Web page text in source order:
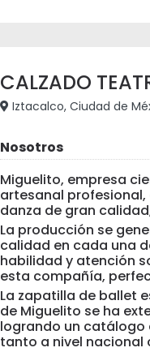
CALZADO
Iztacalco, Ciudad de
Nosotros
Miguelito, empresa
artesanal
danza de gran
La producción se
calidad en cada una
habilidad y atención
esta compañía,
La zapatilla de ballet
de Miguelito se ha
logrando un
tanto a nivel nacional